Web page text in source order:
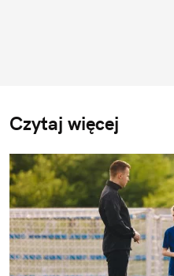
Czytaj więcej